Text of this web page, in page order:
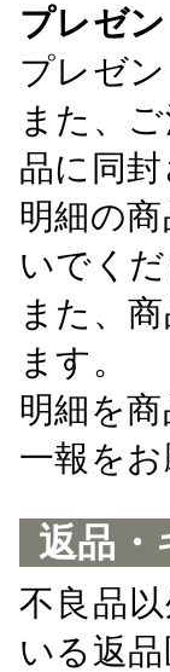
プレゼ
プレゼ
また、
品に同封
明細の
いでく
また、
ます。
明細を
一報をお
返品・
不良品
いる返